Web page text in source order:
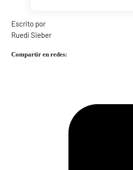
Escrito por
Ruedi Sieber
Compartir en redes: